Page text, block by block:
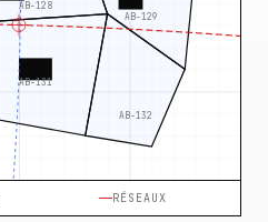
AB-128
AB-129
AB-131
AB-132
RÉSEAUX